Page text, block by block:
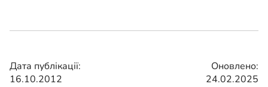
Дата публікації:
16.10.2012
Оновлено:
24.02.2025